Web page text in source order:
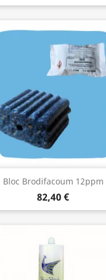
Bloc Brodifacoum 12ppm
82,40 €